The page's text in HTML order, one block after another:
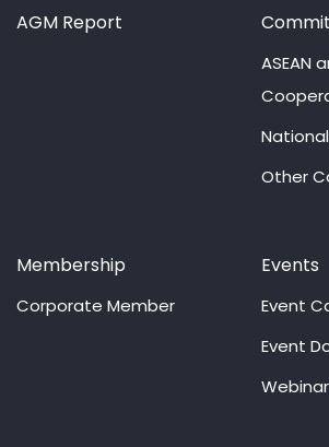
AGM Report
ASEAN
Other
Membership
Corporate Member
Events
Event
Event